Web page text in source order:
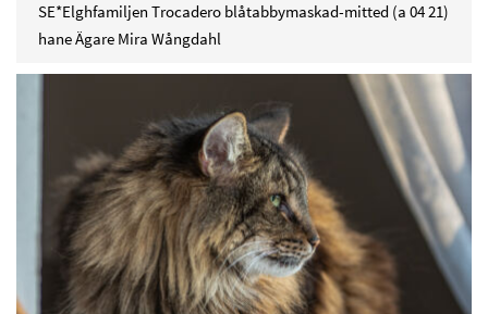
SE*Elghfamiljen Trocadero blåtabbymaskad-mitted (a 04 21)
hane Ägare Mira Wångdahl